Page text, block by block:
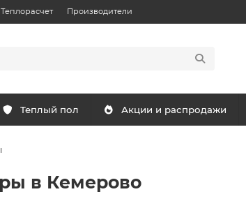
Теплорасчет Производители
Теплый пол Акции и распродажи
в Кемерово